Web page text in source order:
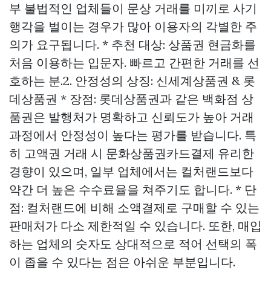
부 불법적인 업체들이 문상 거래를 미끼로 사기
행각을 벌이는 경우가 많아 이용자의 각별한 주
의가 요구됩니다. * 추천 대상: 상품권 현금화를
처음 이용하는 입문자. 빠르고 간편한 거래를 선
호하는 분.2. 안정성의 상징: 신세계상품권 & 롯
데상품권 * 장점: 롯데상품권과 같은 백화점 상
품권은 발행처가 명확하고 신뢰도가 높아 거래
과정에서 안정성이 높다는 평가를 받습니다. 특
히 고액권 거래 시 문화상품권카드결제 유리한
경향이 있으며, 일부 업체에서는 컬처랜드보다
약간 더 높은 수수료율을 쳐주기도 합니다. * 단
점: 컬처랜드에 비해 소액결제로 구매할 수 있는
판매처가 다소 제한적일 수 있습니다. 또한, 매입
하는 업체의 숫자도 상대적으로 적어 선택의 폭
이 좁을 수 있다는 점은 아쉬운 부분입니다.